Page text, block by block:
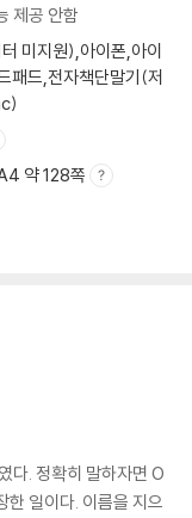
제공 안함
미지원),아이폰,아이
패드,전자책단말기(저
약 128쪽
다. 정확히 말하자면 O
한 일이다. 이름을 지으